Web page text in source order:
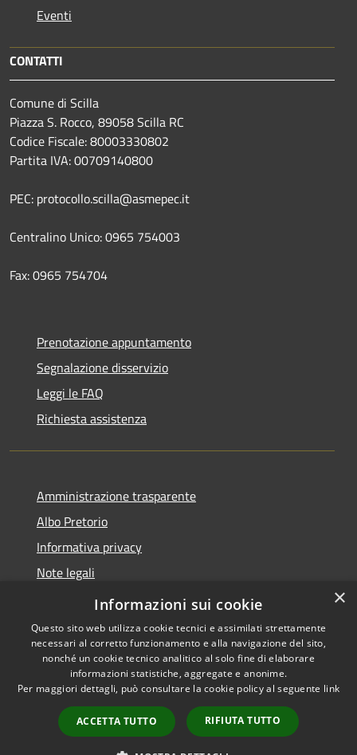
Eventi
CONTATTI
Comune di Scilla
Piazza S. Rocco, 89058 Scilla RC
Codice Fiscale: 80003330802
Partita IVA: 00709140800
PEC: protocollo.scilla@asmepec.it
Centralino Unico: 0965 754003
Fax: 0965 754704
Prenotazione appuntamento
Segnalazione disservizio
Leggi le FAQ
Richiesta assistenza
Amministrazione trasparente
Albo Pretorio
Informativa privacy
Note legali
Dichiarazione di accessibilità
Accessibilità
Copyright © 2026 • Comune di
Scilla • Powered by
Municipium•
Accesso
redazione
×
Informazioni sui cookie
Questo sito web utilizza cookie tecnici e assimilati strettamente
necessari al corretto funzionamento e alla navigazione del sito,
nonché un cookie tecnico analitico al solo fine di elaborare
informazioni statistiche, aggregate e anonime.
Per maggiori dettagli, può consultare la cookie policy al seguente link
ACCETTA TUTTO RIFIUTA TUTTO